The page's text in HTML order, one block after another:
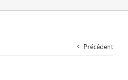
Précédent